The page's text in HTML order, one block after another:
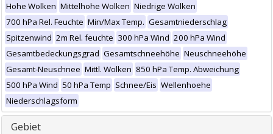
Hohe Wolken Mittelhohe Wolken Niedrige Wolken
700 hPa Rel. Feuchte Min/Max Temp. Gesamtniederschlag
Spitzenwind 2m Rel. feuchte 300 hPa Wind 200 hPa Wind
Gesamtbedeckungsgrad Gesamtschneehöhe Neuschneehöhe
Gesamt-Neuschnee Mittl. Wolken 850 hPa Temp. Abweichung
500 hPa Wind 50 hPa Temp Schnee/Eis Wellenhoehe
Niederschlagsform
Gebiet